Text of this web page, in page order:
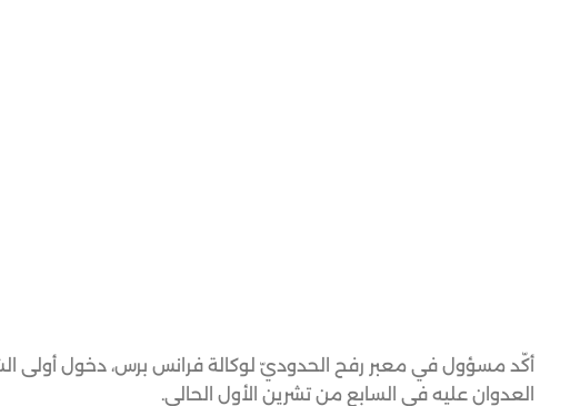
أكّد مسؤول في معبر رفح الحدوديّ لوكالة فرانس برس، دخول أولى
العدوان عليه في السابع من تشرين الأول الحالي.